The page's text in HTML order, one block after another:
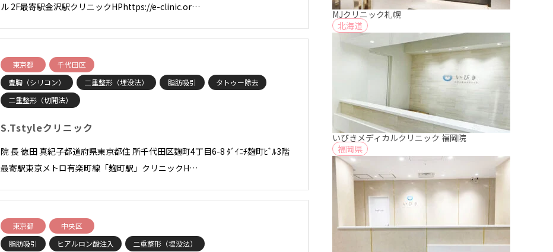
ル 2F最寄駅金沢駅クリニックHPhttps://e-clinic.or…
東京都
千代田区
豊胸（シリコン）
二重整形（埋没法） 脂肪吸引
タトゥー除去
二重整形（切開法）
S.Tstyleクリニック
院 長 徳田 真紀子都道府県東京都住 所千代田区麹町4丁目6-8 ﾀﾞｲﾆﾁ麹町ﾋﾞﾙ3階
最寄駅東京メトロ有楽町線「麹町駅」クリニックH…
東京都
中央区
脂肪吸引
ヒアルロン酸注入
二重整形（埋没法）
MJクリニック札幌
北海道
いびきメディカルクリニック 福岡院
福岡県